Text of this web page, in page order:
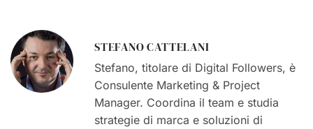
STEFANO CATTELANI
Stefano, titolare di Digital Followers, è
Consulente Marketing & Project
Manager. Coordina il team e studia
strategie di marca e soluzioni di